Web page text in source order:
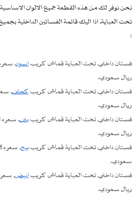
نحن نوفر لك من هذه القطعة جميع الالوان
تحت العباية, اذا اليك قائمة الفساتين الداخلية
:
فستان داخلي تحت العباية قماش كريباسود
ريال سعودي.
فستان داخلي تحت العباية قماش كريبكحلي
ريال سعودي.
فستان داخلي تحت العباية قماش كريببني
ريال سعودي.
فستان داخلي تحت العباية قماش كريببيج
سعودي.
فستان داخلي تحت العباية قماش كريبابيض
ريال سعودي.